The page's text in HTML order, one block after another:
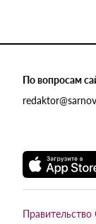
По вопросам
Правительство